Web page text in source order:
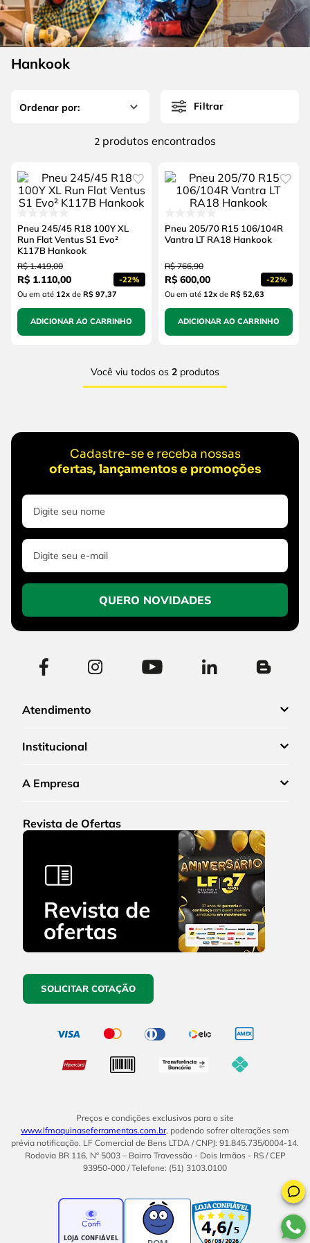
Hankook
Filtrar
2 produtos
Pneu 245/45 R18 100Y XL
Run Flat Ventus S1 Evo²
K117B Hankook
R$ 1.419,00
R$ 1.110,00 -22%
Ou em até 12xde R$ 97,37
ADICIONAR AO CARRINHO
Pneu 205/70 R15 106/104R
Vantra LT RA18 Hankook
R$ 766,90
R$ 600,00 -22%
Ou em até 12xde R$ 52,63
ADICIONAR AO CARRINHO
Você viu todos os 2 produtos
Cadastre-se e receba nossas
ofertas, lançamentos e promoções
QUERO NOVIDADES
Atendimento
Institucional
A Empresa
Revista de Ofertas
SOLICITAR COTAÇÃO
Preços e condições exclusivos para o site
www.lfmaquinaseferramentas.com.br, podendo sofrer alterações sem
prévia notificação. LF Comercial de Bens LTDA / CNPJ: 91.845.735/0004-14.
Rodovia BR 116, Nº 5003 – Bairro Travessão - Dois Irmãos - RS / CEP
93950-000 / Telefone: (51) 3103.0100
6º serra copo
7º luva
8º fio
chave impacto
4 º escada
5º serra circular
º serra copo
fio
lavadora alta pressão